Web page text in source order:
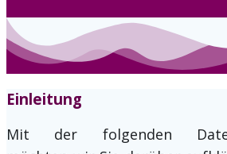
Einleitung
Mit der folgenden